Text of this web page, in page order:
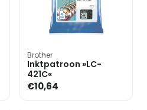
Brother
Inktpatroon »LC-
421C«
€10,64